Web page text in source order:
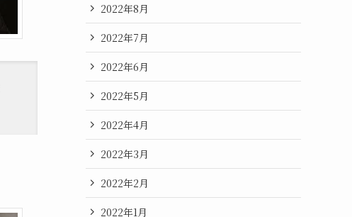
2022年8月
2022年7月
2022年6月
2022年5月
2022年4月
2022年3月
2022年2月
2022年1月